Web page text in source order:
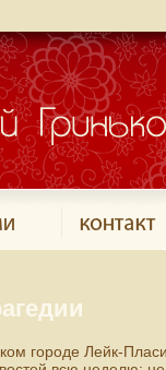
городе Лейк-